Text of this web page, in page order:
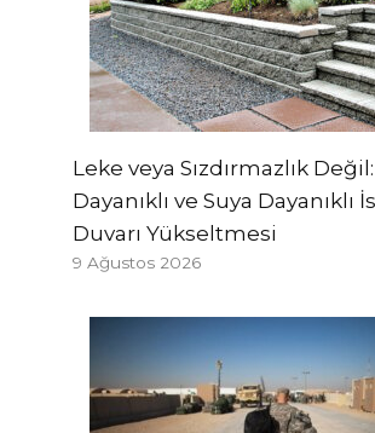
Leke veya Sızdırmazlık
Dayanıklı ve Suya Dayanıklı
Duvarı Yükseltmesi
9 Ağustos 2026